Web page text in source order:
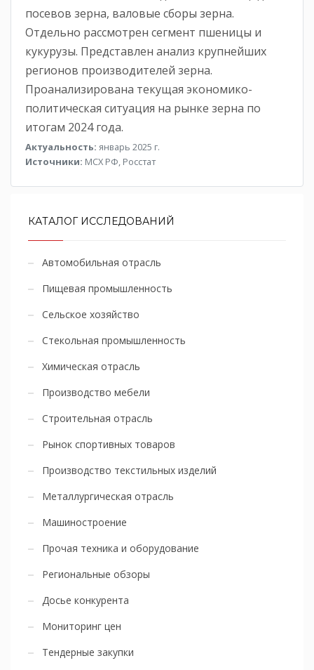
посевов зерна, валовые сборы зерна.
Отдельно рассмотрен сегмент пшеницы и
кукурузы. Представлен анализ крупнейших
регионов производителей зерна.
Проанализирована текущая экономико-
политическая ситуация на рынке зерна по
итогам 2024 года.
Актуальность: январь 2025 г.
Источники: МСХ РФ, Росстат
КАТАЛОГ ИССЛЕДОВАНИЙ
Автомобильная отрасль
Пищевая промышленность
Сельское хозяйство
Стекольная промышленность
Химическая отрасль
Производство мебели
Строительная отрасль
Рынок спортивных товаров
Производство текстильных изделий
Металлургическая отрасль
Машиностроение
Прочая техника и оборудование
Региональные обзоры
Досье конкурента
Мониторинг цен
Тендерные закупки